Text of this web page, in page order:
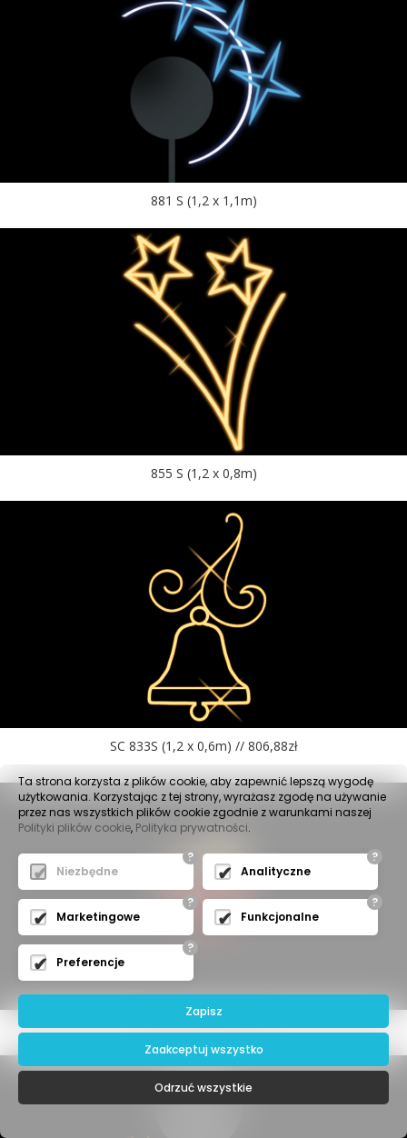
881 S (1,2 x 1,1m)
855 S (1,2 x 0,8m)
SC 833S (1,2 x 0,6m) // 806,88zł
897 SW (0,9 x 0,8m)
Ta strona korzysta z plików cookie, aby zapewnić lepszą wygodę
użytkowania. Korzystając z tej strony, wyrażasz zgodę na używanie
przez nas wszystkich plików cookie zgodnie z warunkami naszej
Polityki plików cookie, Polityka prywatności.
?
Niezbędne
?
Analityczne
?
Marketingowe
?
Funkcjonalne
?
Preferencje
Zapisz
Zaakceptuj wszystko
Odrzuć wszystkie